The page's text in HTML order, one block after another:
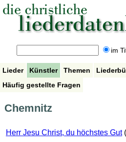
im
Lieder Künstler Themen
Häufig gestellte Fragen
Chemnitz
Herr Jesu Christ, du höchstes Gut